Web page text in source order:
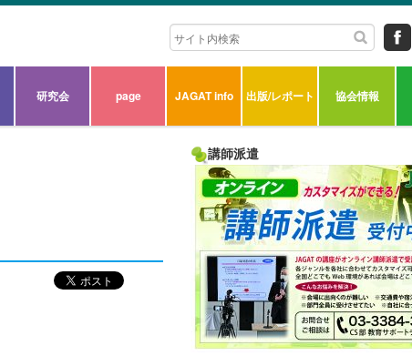
研究会 page JAGAT info 出版/レポート 協会情報
講師派遣